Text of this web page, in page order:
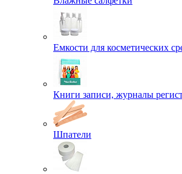
Емкости для косметических
Книги записи, журналы
Шпатели